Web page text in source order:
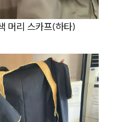
머리 스카프(하타)